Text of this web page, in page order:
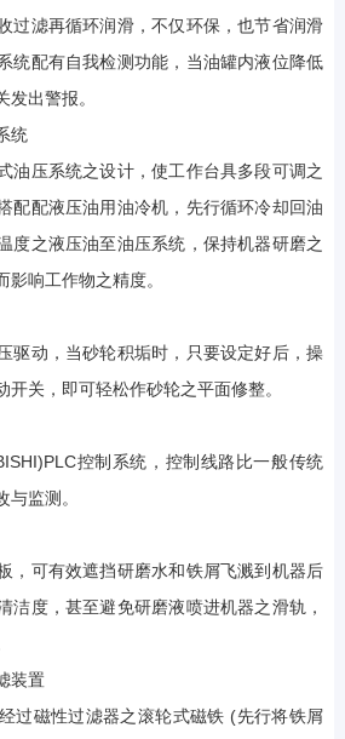
过滤再循环润滑，不仅环保，也节省润滑
统配有自我检测功能，当油罐内液位降低
出警报。
统
油压系统之设计，使工作台具多段可调之
配配液压油用油冷机，先行循环冷却回油
度之液压油至油压系统，保持机器研磨之
响工作物之精度。
驱动，当砂轮积垢时，只要设定好后，操
关，即可轻松作砂轮之平面修整。
控制系统，控制线路比一般传统
监测。
，可有效遮挡研磨水和铁屑飞溅到机器后
洁度，甚至避免研磨液喷进机器之滑轨，
装置
过磁性过滤器之滚轮式磁铁 (先行将铁屑